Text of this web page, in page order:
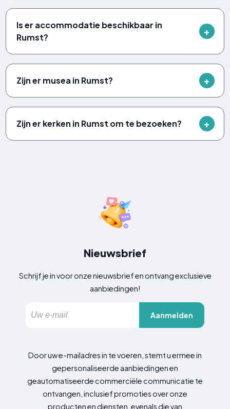
Is er accommodatie beschikbaar in
Rumst?
Zijn er musea in Rumst?
Zijn er kerken in Rumst om te bezoeken?
Nieuwsbrief
Schrijf je in voor onze nieuwsbrief en ontvang exclusieve
aanbiedingen!
Aanmelden
Door uw e-mailadres in te voeren, stemt u ermee in
gepersonaliseerde aanbiedingen en
geautomatiseerde commerciële communicatie te
ontvangen, inclusief promoties over onze
producten en diensten, evenals die van